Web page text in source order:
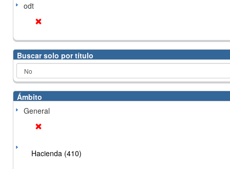
odt
Buscar solo por título
Ámbito
General
Hacienda (410)